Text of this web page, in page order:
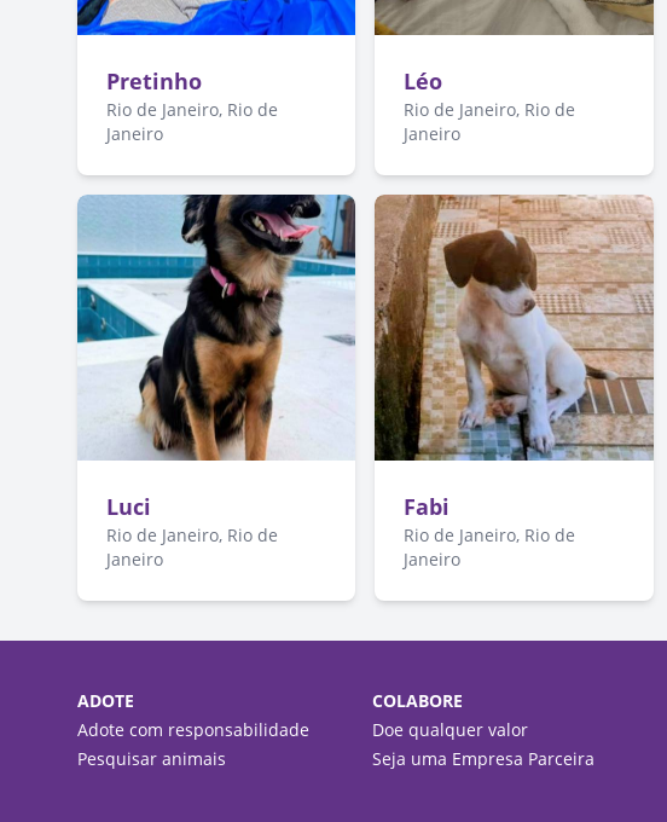
Pretinho
Rio de Janeiro, Rio de
Janeiro
Léo
Rio de Janeiro, Rio de
Janeiro
Luci
Rio de Janeiro, Rio de
Janeiro
Fabi
Rio de Janeiro, Rio de
Janeiro
ADOTE
Adote com responsabilidade
Pesquisar animais
COLABORE
Doe qualquer valor
Seja uma Empresa Parceira